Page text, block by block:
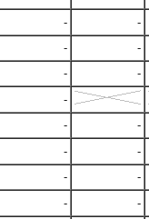
- -
- -
- -
-
- -
- -
- -
- -